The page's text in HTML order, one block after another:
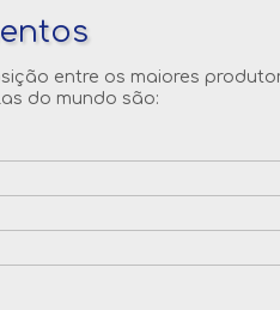
entre os maiores
do mundo são: